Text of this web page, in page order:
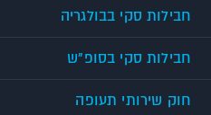
חבילות סקי בבולגריה
חבילות סקי בסופ"ש
חוק שירותי תעופה